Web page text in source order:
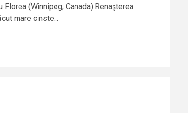
(Winnipeg, Canada) Renaşterea
mare cinste...